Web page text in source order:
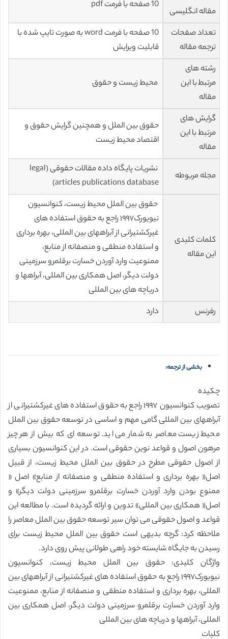
مقاله انگلیسی
10 صفحه با فرمت pdf
تعداد صفحات
ترجمه مقاله
10 صفحه با فرمت word به صورت تایپ شده با
قابلیت ویرایش
رشته های
مرتبط با این
مقاله
محیط زیست و حقوق
گرایش های
مرتبط با این
مقاله
حقوق بین الملل و همچنین گرایش حقوق و
اقتصاد محیط زیست
مجله مربوطه
نشریات پایگاه داده مقالات حقوقی (legal
articles publications database)
کلمات کلیدی
این مقاله
حقوق بین الملل محیط زیست، کنوانسیون
نیویورک١٩٩٧ راجع به حقوق استفاده های
غیرکشتیرانی از آبراههای بین المللی، بهره برداری
و استفاده منطقی و منصفانه از منابع،
ممنوعیت وارد آوردن خسارت برقلمرو سرزمینی
دولت دیگر، اصل همکاری بین المللی، آبراهها و
دریاچه های بین المللی
رفرنس
دارد
بخشی از ترجمه:
چکیده
تصویب کنوانسیون ١٩٩٧ راجع به حقوق استفاده های غیرکشتیرانی از
آبراههای بین المللی گامی مهم و اساسی در توسعه حقوق بین الملل
محیط زیست معاصر به شمار می اید. توسعه ای که بیش از هر چیز
مرهون اصول و قواعد نوین حقوقی است. در این کنوانسیون بسیاری
از اصول حقوقی مطرح در حقوق بین الملل محیط زیست، از قبیل
اصل« بهره برداری و استفاده منطقی و منصفانه از منابع» اصل «
ممنوع بودن وارد آوردن خسارت برقلمرو سرزمینی دولت دیگر» و
اصل« همکاری بین المللی» تدوین و ارائه گردیده است. با مطالعه این
قواعد و اصول حقوقی می توان سیر توسعه حقوق بین الملل معاصر را
ملاحظه کرد: گرچه بدیهی است حقوق بین الملل محیط زیست برای
رسیدن به جایگاه شایسته خود راهی طولانی پیش روی دارد.
واژگان کلیدی: حقوق بین الملل محیط زیست، کنوانسیون
نیویورک١٩٩٧ راجع به حقوق استفاده های غیرکشتیرانی از آبراههای بین
المللی، بهره برداری و استفاده منطقی و منصفانه از منابع، ممنوعیت
وارد آوردن خسارت برقلمرو سرزمینی دولت دیگر، اصل همکاری بین
المللی، آبراهها و دریاچه های بین المللی
کلیات